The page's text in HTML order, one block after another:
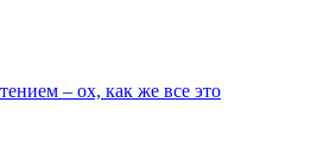
– ох, как же все это